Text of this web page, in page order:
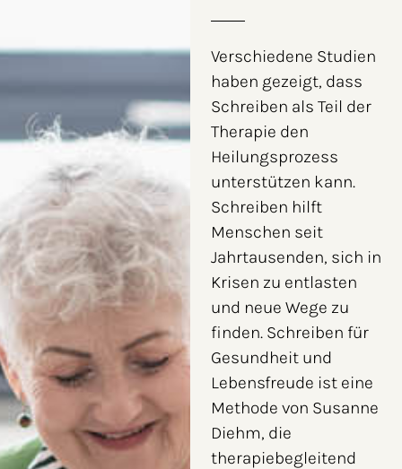
Verschiedene Studien
haben gezeigt, dass
Schreiben als Teil der
Therapie den
Heilungsprozess
unterstützen kann.
Schreiben hilft
Menschen seit
Jahrtausenden, sich in
Krisen zu entlasten
und neue Wege zu
finden. Schreiben für
Gesundheit und
Lebensfreude ist eine
Methode von Susanne
Diehm, die
therapiebegleitend